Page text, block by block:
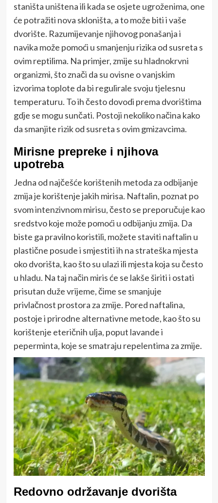
staništa uništena ili kada se osjete ugroženima, one
će potražiti nova skloništa, a to može biti i vaše
dvorište. Razumijevanje njihovog ponašanja i
navika može pomoći u smanjenju rizika od susreta s
ovim reptilima. Na primjer, zmije su hladnokrvni
organizmi, što znači da su ovisne o vanjskim
izvorima toplote da bi regulirale svoju tjelesnu
temperaturu. To ih često dovodi prema dvorištima
gdje se mogu sunčati. Postoji nekoliko načina kako
da smanjite rizik od susreta s ovim gmizavcima.
Mirisne prepreke i njihova
upotreba
Jedna od najčešće korištenih metoda za odbijanje
zmija je korištenje jakih mirisa. Naftalin, poznat po
svom intenzivnom mirisu, često se preporučuje kao
sredstvo koje može pomoći u odbijanju zmija. Da
biste ga pravilno koristili, možete staviti naftalin u
plastične posude i smjestiti ih na strateška mjesta
oko dvorišta, kao što su ulazi ili mjesta koja su često
u hladu. Na taj način miris će se lakše širiti i ostati
prisutan duže vrijeme, čime se smanjuje
privlačnost prostora za zmije. Pored naftalina,
postoje i prirodne alternativne metode, kao što su
korištenje eteričnih ulja, poput lavande i
peperminta, koje se smatraju repelentima za zmije.
Redovno održavanje dvorišta